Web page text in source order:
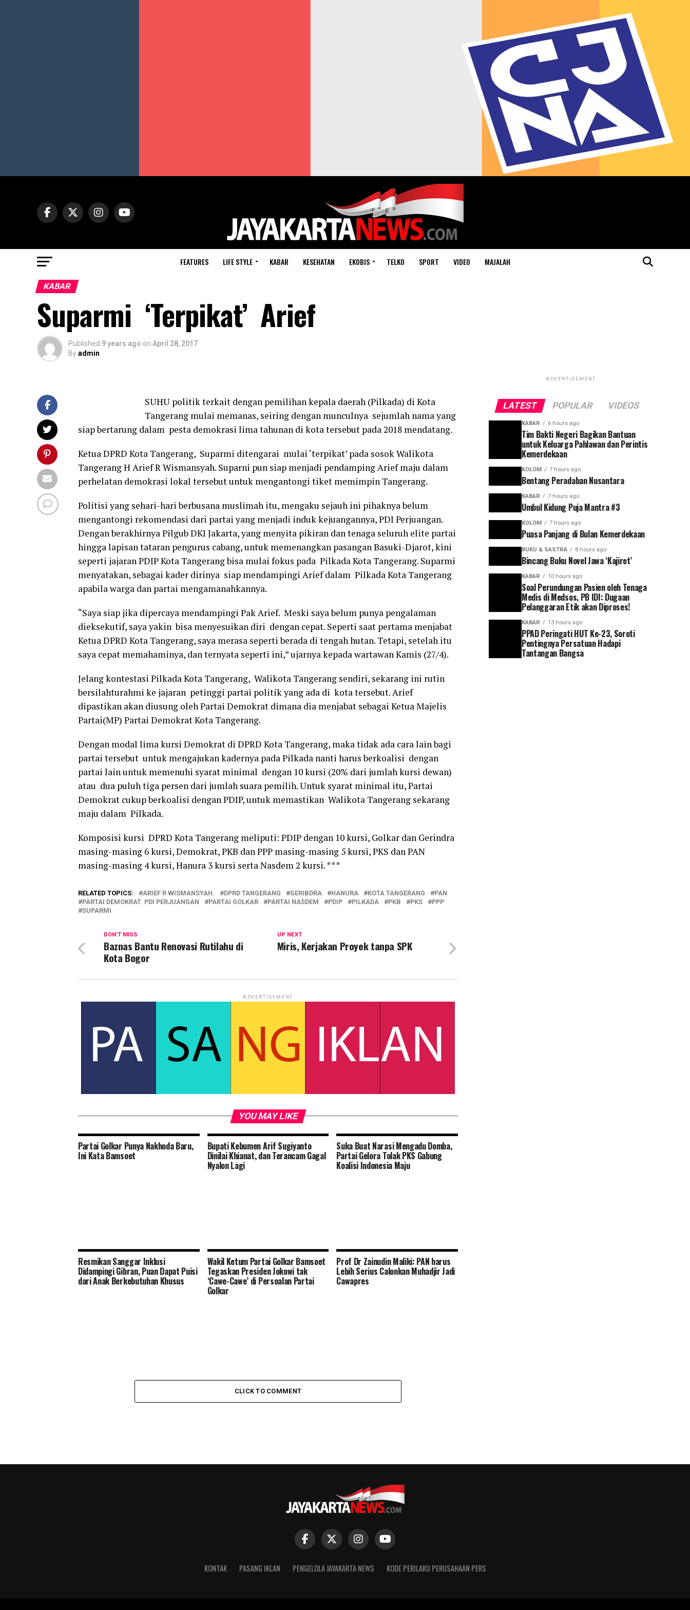
FEATURES LIFE STYLE KABAR KESEHATAN EKOBIS TELKO SPORT VIDEO MAJALAH
KABAR
Suparmi ‘Terpikat’ Arief
Published 9 years ago on April 28, 2017
Byadmin
SUHU politik terkait dengan pemilihan kepala daerah (Pilkada) di Kota
Tangerang mulai memanas, seiring dengan munculnya sejumlah nama yang
siap bertarung dalam pesta demokrasi lima tahunan di kota tersebut pada 2018 mendatang.
Ketua DPRD Kota Tangerang, Suparmi ditengarai mulai ‘terpikat’ pada sosok Walikota
Tangerang H Arief R Wismansyah. Suparni pun siap menjadi pendamping Arief maju dalam
perhelatan demokrasi lokal tersebut untuk mengantongi tiket memimpin Tangerang.
Politisi yang sehari-hari berbusana muslimah itu, mengaku sejauh ini pihaknya belum
mengantongi rekomendasi dari partai yang menjadi induk kejuangannya, PDI Perjuangan.
Dengan berakhirnya Pilgub DKI Jakarta, yang menyita pikiran dan tenaga seluruh elite partai
hingga lapisan tataran pengurus cabang, untuk memenangkan pasangan Basuki-Djarot, kini
seperti jajaran PDIP Kota Tangerang bisa mulai fokus pada Pilkada Kota Tangerang. Suparmi
menyatakan, sebagai kader dirinya siap mendampingi Arief dalam Pilkada Kota Tangerang
apabila warga dan partai mengamanahkannya.
“Saya siap jika dipercaya mendampingi Pak Arief. Meski saya belum punya pengalaman
dieksekutif, saya yakin bisa menyesuikan diri dengan cepat. Seperti saat pertama menjabat
Ketua DPRD Kota Tangerang, saya merasa seperti berada di tengah hutan. Tetapi, setelah itu
saya cepat memahaminya, dan ternyata seperti ini,” ujarnya kepada wartawan Kamis (27/4).
Jelang kontestasi Pilkada Kota Tangerang, Walikota Tangerang sendiri, sekarang ini rutin
bersilahturahmi ke jajaran petinggi partai politik yang ada di kota tersebut. Arief
dipastikan akan diusung oleh Partai Demokrat dimana dia menjabat sebagai Ketua Majelis
Partai(MP) Partai Demokrat Kota Tangerang.
Dengan modal lima kursi Demokrat di DPRD Kota Tangerang, maka tidak ada cara lain bagi
partai tersebut untuk mengajukan kadernya pada Pilkada nanti harus berkoalisi dengan
partai lain untuk memenuhi syarat minimal dengan 10 kursi (20% dari jumlah kursi dewan)
atau dua puluh tiga persen dari jumlah suara pemilih. Untuk syarat minimal itu, Partai
Demokrat cukup berkoalisi dengan PDIP, untuk memastikan Walikota Tangerang sekarang
maju dalam Pilkada.
Komposisi kursi DPRD Kota Tangerang meliputi: PDIP dengan 10 kursi, Golkar dan Gerindra
masing-masing 6 kursi, Demokrat, PKB dan PPP masing-masing 5 kursi, PKS dan PAN
masing-masing 4 kursi, Hanura 3 kursi serta Nasdem 2 kursi. ***
RELATED TOPICS: ARIEF R WISMANSYAH. DPRD TANGERANG GERIBDRA HANURA KOTA TANGERANG
PAN
PARTAI DEMOKRAT. PDI PERJUANGAN
PARTAI GOLKAR PARTAI NASDEM PDIP PILKADA PKB PKS
PPP
SUPARMI
UP NEXT
Miris, Kerjakan Proyek tanpa SPK
DON'T MISS
Baznas Bantu Renovasi Rutilahu di
Kota Bogor
ADVERTISEMENT
YOU MAY LIKE
Partai Golkar Punya Nakhoda Baru,
Ini Kata Bamsoet
Bupati Kebumen Arif Sugiyanto
Dinilai Khianat, dan Terancam Gagal
Nyalon Lagi
Suka Buat Narasi Mengadu Domba,
Partai Gelora Tolak PKS Gabung
Koalisi Indonesia Maju
Resmikan Sanggar Inklusi
Didampingi Gibran, Puan Dapat Puisi
dari Anak Berkebutuhan Khusus
Wakil Ketum Partai Golkar Bamsoet
Tegaskan Presiden Jokowi tak
‘Cawe-Cawe’ di Persoalan Partai
Golkar
Prof Dr Zainudin Maliki: PAN harus
Lebih Serius Calonkan Muhadjir Jadi
Cawapres
CLICK TO COMMENT
ADVERTISEMENT
LATEST POPULAR VIDEOS
KABAR 6 hours ago
Tim Bakti Negeri Bagikan Bantuan
untuk Keluarga Pahlawan dan Perintis
Kemerdekaan
KOLOM 7 hours ago
Bentang Peradaban Nusantara
KABAR 7 hours ago
Umbul Kidung Puja Mantra #3
KOLOM 7 hours ago
Puasa Panjang di Bulan Kemerdekaan
BUKU & SASTRA 8 hours ago
Bincang Buku Novel Jawa ‘Kajiret’
KABAR 10 hours ago
Soal Perundungan Pasien oleh Tenaga
Medis di Medsos, PB IDI: Dugaan
Pelanggaran Etik akan Diproses!
KABAR 13 hours ago
PPAD Peringati HUT Ke-23, Soroti
Pentingnya Persatuan Hadapi
Tantangan Bangsa
KONTAK PASANG IKLAN PENGELOLA JAYAKARTA NEWS KODE PERILAKU PERUSAHAAN PERS